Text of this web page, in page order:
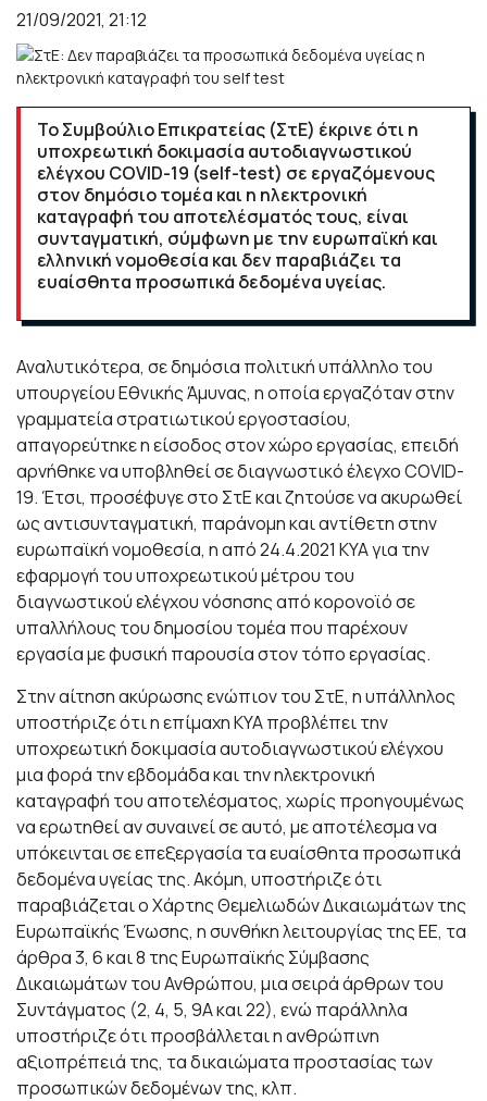
21/09/2021, 21:12
Το Συμβούλιο Επικρατείας (ΣτΕ) έκρινε ότι η
υποχρεωτική δοκιμασία αυτοδιαγνωστικού
ελέγχου COVID-19 (self-test) σε εργαζόμενους
στον δημόσιο τομέα και η ηλεκτρονική
καταγραφή του αποτελέσματός τους, είναι
συνταγματική, σύμφωνη με την ευρωπαϊκή και
ελληνική νομοθεσία και δεν παραβιάζει τα
ευαίσθητα προσωπικά δεδομένα υγείας.
Αναλυτικότερα, σε δημόσια πολιτική υπάλληλο του
υπουργείου Εθνικής Άμυνας, η οποία εργαζόταν στην
γραμματεία στρατιωτικού εργοστασίου,
απαγορεύτηκε η είσοδος στον χώρο εργασίας, επειδή
αρνήθηκε να υποβληθεί σε διαγνωστικό έλεγχο COVID-
19. Έτσι, προσέφυγε στο ΣτΕ και ζητούσε να ακυρωθεί
ως αντισυνταγματική, παράνομη και αντίθετη στην
ευρωπαϊκή νομοθεσία, η από 24.4.2021 ΚΥΑ για την
εφαρμογή του υποχρεωτικού μέτρου του
διαγνωστικού ελέγχου νόσησης από κορονοϊό σε
υπαλλήλους του δημοσίου τομέα που παρέχουν
εργασία με φυσική παρουσία στον τόπο εργασίας.
Στην αίτηση ακύρωσης ενώπιον του ΣτΕ, η υπάλληλος
υποστήριζε ότι η επίμαχη ΚΥΑ προβλέπει την
υποχρεωτική δοκιμασία αυτοδιαγνωστικού ελέγχου
μια φορά την εβδομάδα και την ηλεκτρονική
καταγραφή του αποτελέσματος, χωρίς προηγουμένως
να ερωτηθεί αν συναινεί σε αυτό, με αποτέλεσμα να
υπόκεινται σε επεξεργασία τα ευαίσθητα προσωπικά
δεδομένα υγείας της. Ακόμη, υποστήριζε ότι
παραβιάζεται ο Χάρτης Θεμελιωδών Δικαιωμάτων της
Ευρωπαϊκής Ένωσης, η συνθήκη λειτουργίας της ΕΕ, τα
άρθρα 3, 6 και 8 της Ευρωπαϊκής Σύμβασης
Δικαιωμάτων του Ανθρώπου, μια σειρά άρθρων του
Συντάγματος (2, 4, 5, 9Α και 22), ενώ παράλληλα
υποστήριζε ότι προσβάλλεται η ανθρώπινη
αξιοπρέπειά της, τα δικαιώματα προστασίας των
προσωπικών δεδομένων της, κλπ.